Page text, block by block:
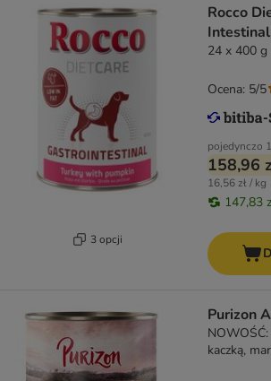
3 opcji
Rocco
24 x 400 g
pojedynczo
158,96
16,56 zł / kg
147,83
Ocena: 5/5
Purizon
kaczką,